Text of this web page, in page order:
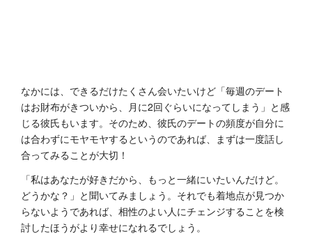
なかには、できるだけたくさん会いたいけど「毎週のデート
はお財布がきついから、月に2回ぐらいになってしまう」と感
じる彼氏もいます。そのため、彼氏のデートの頻度が自分に
は合わずにモヤモヤするというのであれば、まずは一度話し
合ってみることが大切！
「私はあなたが好きだから、もっと一緒にいたいんだけど。
どうかな？」と聞いてみましょう。それでも着地点が見つか
らないようであれば、相性のよい人にチェンジすることを検
討したほうがより幸せになれるでしょう。